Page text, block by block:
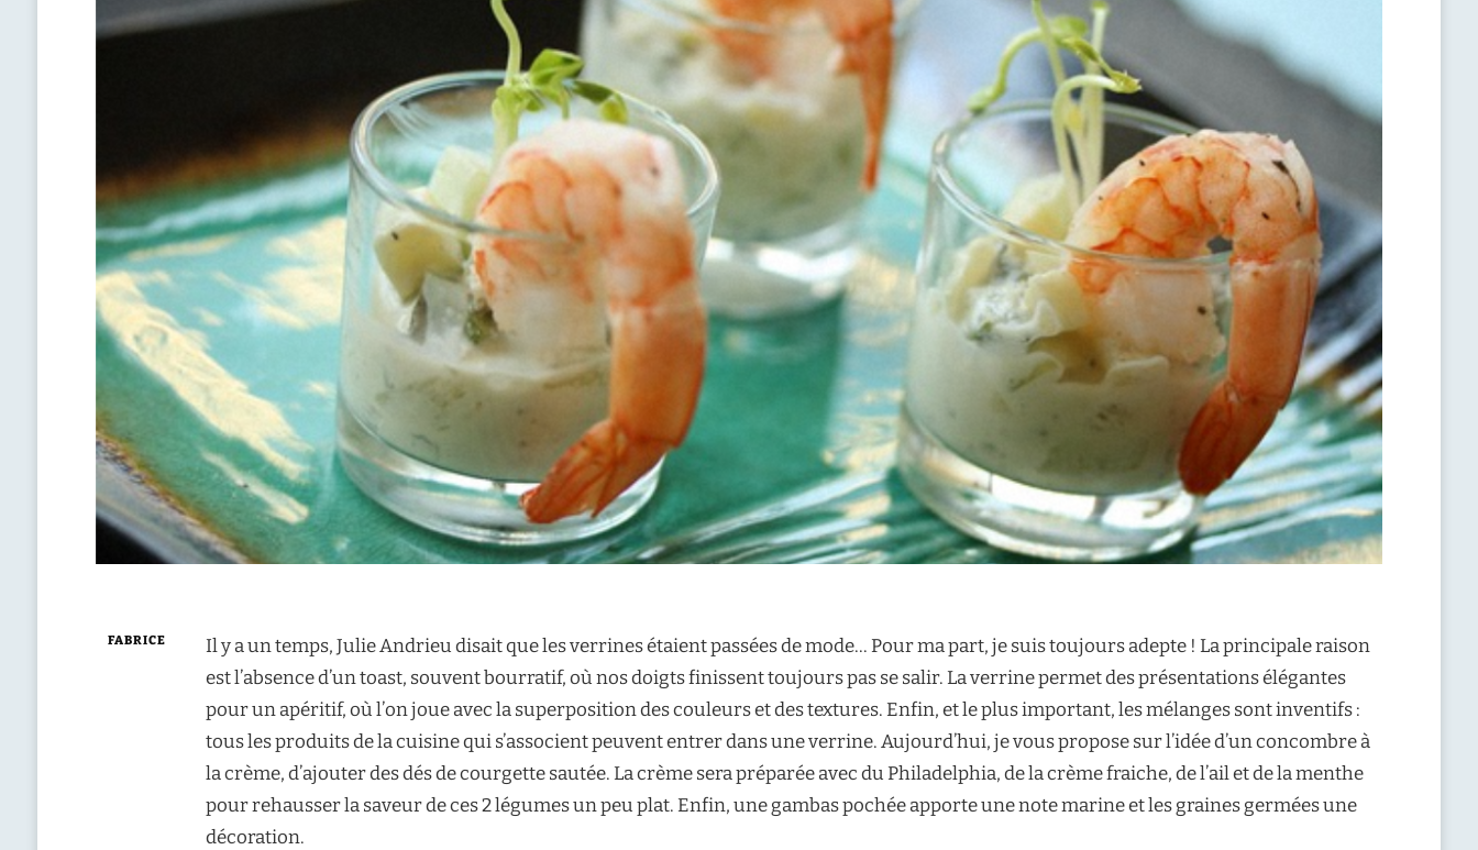
FABRICE
Il y a un temps, Julie Andrieu disait que les verrines étaient passées de mode… Pour ma part, je suis toujours adepte ! La principale raison
est l’absence d’un toast, souvent bourratif, où nos doigts finissent toujours pas se salir. La verrine permet des présentations élégantes
pour un apéritif, où l’on joue avec la superposition des couleurs et des textures. Enfin, et le plus important, les mélanges sont inventifs :
tous les produits de la cuisine qui s’associent peuvent entrer dans une verrine. Aujourd’hui, je vous propose sur l’idée d’un concombre à
la crème, d’ajouter des dés de courgette sautée. La crème sera préparée avec du Philadelphia, de la crème fraiche, de l’ail et de la menthe
pour rehausser la saveur de ces 2 légumes un peu plat. Enfin, une gambas pochée apporte une note marine et les graines germées une
décoration.